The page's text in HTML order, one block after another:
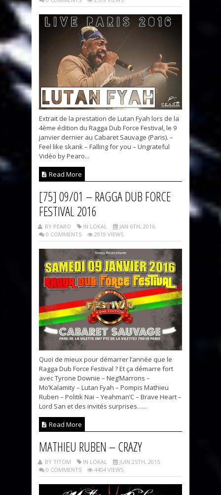
Extrait de la prestation de Lutan Fyah lors de la
4ème édition du Ragga Dub Force Festival, le 9
janvier dernier au Cabaret Sauvage (Paris). –
Feel like skank – Falling for you – Ungrateful
Vidéo by Pearo...
Read More
[75] 09/01 – RAGGA DUB FORCE
FESTIVAL 2016
BY PEARO IN LOKAL
JAN 6TH, 2016
0 COMMENTS
2919 VIEWS
Quoi de mieux pour démarrer l’année que le
Ragga Dub Force Festival ? Et ça démarre fort
avec Tyrone Downie – Neg’Marrons –
Mo’Kalamity – Lutan Fyah – Pompis Mathieu
Ruben – Politik Nai – Yeahman’C – Brave Heart –
Lord San et des invités surprises…...
Read More
MATHIEU RUBEN – CRAZY
BY TITOM IN LOKAL
JUIN 25TH, 2015
0 COMMENTS
4404 VIEWS